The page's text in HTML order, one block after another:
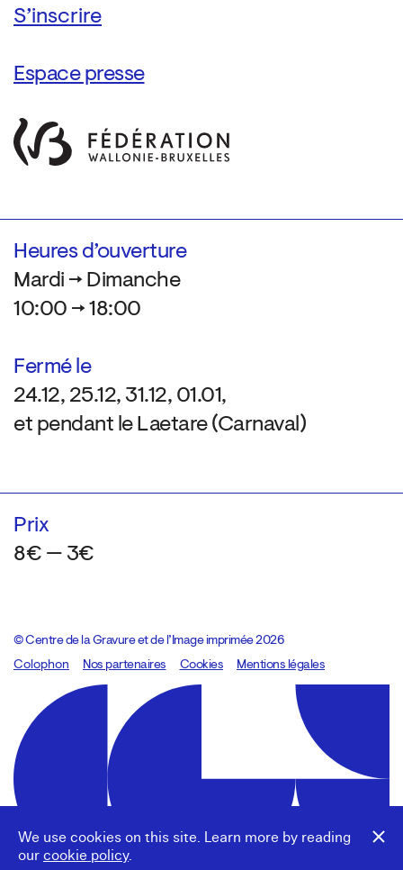
We use cookies on this site. Learn more by reading
our cookie policy.
Espace presse
Heures d’ouverture
Mardi → Dimanche
10:00 → 18:00
Fermé le
24.12, 25.12, 31.12, 01.01,
et pendant le Laetare (Carnaval)
Prix
8€ — 3€
© Centre de la Gravure et de l’Image imprimée 2026
Colophon
Design:Marcel Kaczmarek, code:8080.studio
Nos partenaires Cookies Mentions légales